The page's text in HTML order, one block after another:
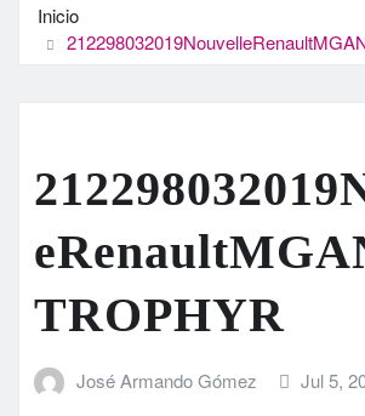
Inicio
TROPHYR
José Armando Gómez Jul 5,